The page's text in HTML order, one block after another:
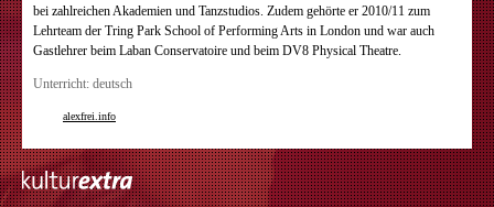
bei zahlreichen Akademien und Tanzstudios. Zudem gehörte er 2010/11 zum
Lehrteam der Tring Park School of Performing Arts in London und war auch
Gastlehrer beim Laban Conservatoire und beim DV8 Physical Theatre.
Unterricht: deutsch
alexfrei.info